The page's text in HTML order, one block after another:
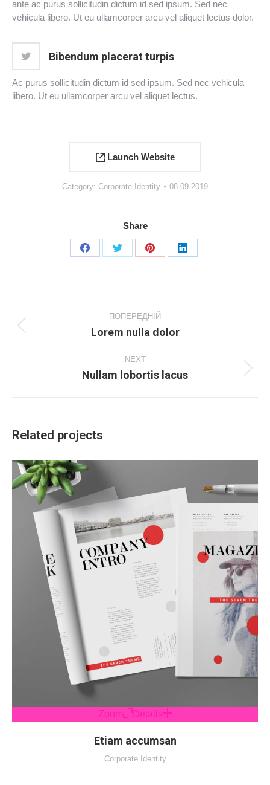
ante ac purus sollicitudin dictum id sed ipsum. Sed nec
vehicula libero. Ut eu ullamcorper arcu vel aliquet lectus dolor.
Bibendum placerat turpis
Ac purus sollicitudin dictum id sed ipsum. Sed nec vehicula
libero. Ut eu ullamcorper arcu vel aliquet lectus.
Launch Website
Category: Corporate Identity 08.09.2019
Share
Share
Share
Share
Share
navigation
ПОПЕРЕДНІЙ
Previous
Lorem nulla dolor
NEXT
Next
Nullam lobortis lacus
Related projects
Zoom Details
Etiam accumsan
Corporate Identity